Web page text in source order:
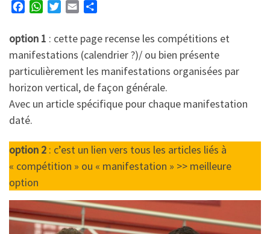
c
b
o
o
k
W
a
s
A
p
p
t
e
r
i
l
a
g
e
r
option 1 : cette page recense les compétitions et
manifestations (calendrier ?)/ ou bien présente
particulièrement les manifestations organisées par
horizon vertical, de façon générale.
Avec un article spécifique pour chaque manifestation
daté.
option 2 : c’est un lien vers tous les articles liés à
« compétition » ou « manifestation » >> meilleure
option